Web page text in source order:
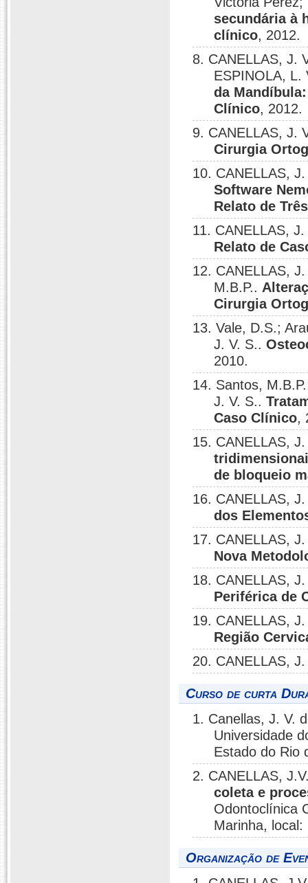
secundária à
clínico, 2012.
8. CANELLAS, J.
ESPINOLA, L.
da
Clínico, 2012.
9. CANELLAS, J.
Cirurgia
10. CANELLAS,
Software
Relato de
11. CANELLAS,
Relato de
12. CANELLAS,
M.B.P..
Cirurgia
13. Vale, D.S.;
J. V. S..
2010.
14. Santos,
J. V. S..
Caso Clínico,
15. CANELLAS,
de bloqueio
16. CANELLAS,
dos
17. CANELLAS,
Nova
18. CANELLAS,
Periférica de
19. CANELLAS,
Região
20. CANELLAS,
Curso de curta
1. Canellas, J. V.
Universidade
Estado do Rio
2. CANELLAS,
coleta e
Odontoclínica
Marinha,
Organização de